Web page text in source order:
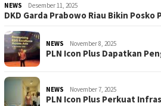
NEWS Desember 11, 2025
DKD Garda Prabowo Riau Bikin
NEWS November 8, 2025
PLN Icon Plus Dapatkan
NEWS November 7, 2025
PLN Icon Plus Perkuat